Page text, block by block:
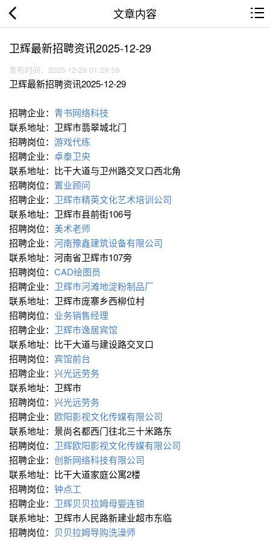
文章内容
卫辉最新招聘资讯2025-12-29
发布时间：2025-12-29 01:29:59
卫辉最新招聘资讯2025-12-29
招聘企业： 青书网络科技
联系地址：卫辉市翡翠城北门
招聘岗位： 游戏代练
招聘企业： 卓泰卫央
联系地址：比干大道与卫州路交叉口西北角
招聘岗位： 置业顾问
招聘企业： 卫辉市精英文化艺术培训公司
联系地址：卫辉市县前街106号
招聘岗位： 美术老师
招聘企业： 河南豫鑫建筑设备有限公司
联系地址：河南省卫辉市107旁
招聘岗位： CAD绘图员
招聘企业： 卫辉市河滩地淀粉制品厂
联系地址：卫辉市庞寨乡西柳位村
招聘岗位： 业务销售经理
招聘企业： 卫辉市逸居宾馆
联系地址：比干大道与建设路交叉口
招聘岗位： 宾馆前台
招聘企业： 兴光远劳务
联系地址：卫辉市
招聘岗位： 兴光远劳务
招聘企业： 欧阳影视文化传媒有限公司
联系地址：景尚名都西门往北三十米路东
招聘岗位： 卫辉欧阳影视文化传媒有限公司
招聘企业： 创新网络科技有限公司
联系地址：比干大道家庭公寓2楼
招聘岗位： 钟点工
招聘企业： 卫辉贝贝拉姆母婴连锁
联系地址：卫辉市人民路新建业超市东临
招聘岗位： 贝贝拉姆导购洗澡师